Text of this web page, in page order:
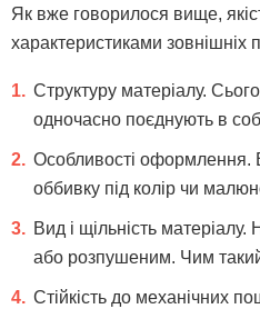
Як вже говорилося вище,
характеристиками зовнішніх
Структуру матеріалу.
одночасно поєднують в
Особливості оформлення.
оббивку під колір чи
Вид і щільність
або розпушеним. Чим
Стійкість до механічних